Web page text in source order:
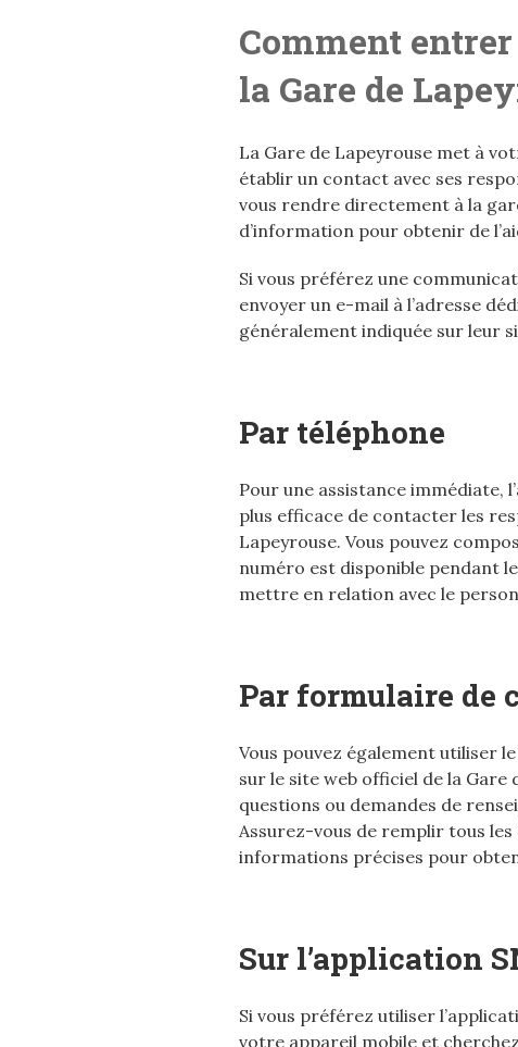
Comment
la Gare de
La Gare de Lapeyrouse met à
établir un contact avec ses
vous rendre directement à la
d’information pour obtenir de
Si vous préférez une
envoyer un e-mail à l’adresse
généralement indiquée sur leur
Par téléphone
Pour une assistance immédiate,
plus efficace de contacter les
Lapeyrouse. Vous pouvez
numéro est disponible pendant
mettre en relation avec le
Par formulaire de
Vous pouvez également utiliser le
sur le site web officiel de la
questions ou demandes de
Assurez-vous de remplir tous
informations précises pour
Sur l’application
Si vous préférez utiliser
votre appareil mobile et